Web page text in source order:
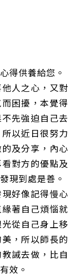
得供養給您。
人之心，又對
困擾，本覺得
先強迫自己去
以近日很努力
及分享，內心
對方的優點及
現到處是善。
好像記得慢心
著自己煩惱就
從自己身上移
，所以師長的
誡去做，比自
效。